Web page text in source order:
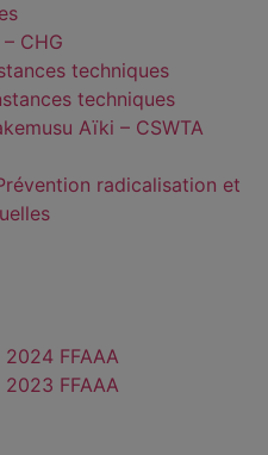
CHG
techniques
techniques
Aïki – CSWTA
radicalisation et
FFAAA
FFAAA